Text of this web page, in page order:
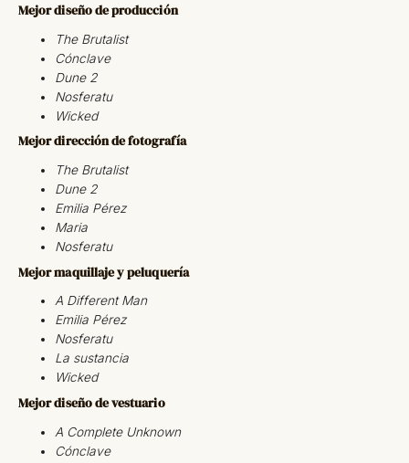
Mejor diseño de producción
The Brutalist
Cónclave
Dune 2
Nosferatu
Wicked
Mejor dirección de fotografía
The Brutalist
Dune 2
Emilia Pérez
Maria
Nosferatu
Mejor maquillaje y peluquería
A Different Man
Emilia Pérez
Nosferatu
La sustancia
Wicked
Mejor diseño de vestuario
A Complete Unknown
Cónclave